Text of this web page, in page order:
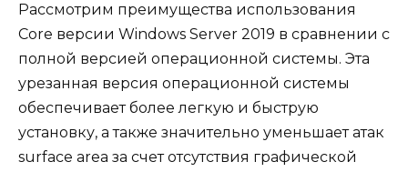
Рассмотрим преимущества использования
Core версии Windows Server 2019 в сравнении с
полной версией операционной системы. Эта
урезанная версия операционной системы
обеспечивает более легкую и быструю
установку, а также значительно уменьшает атак
surface area за счет отсутствия графической